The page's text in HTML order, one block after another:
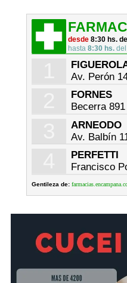
desde8:30 hs.
hasta8:30 hs.
Av. Perón
FORNES
Becerra 891
ARNEODO
Av. Balbín
PERFETTI
Francisco
Gentileza de: